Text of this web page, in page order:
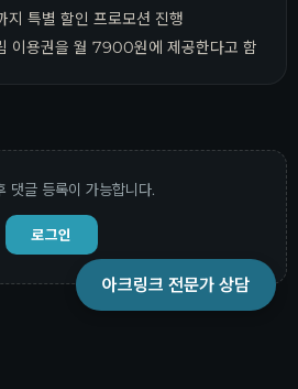
특별 할인 프로모션 진행
이용권을 월 7900원에 제공한다고 함
댓글 등록이 가능합니다.
로그인
아크링크 전문가 상담